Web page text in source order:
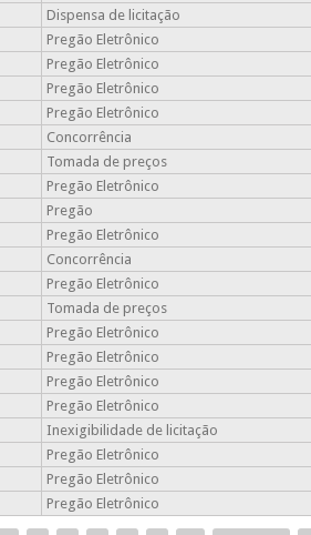
Dispensa de licitação
Pregão Eletrônico
Pregão Eletrônico
Pregão Eletrônico
Pregão Eletrônico
Concorrência
Tomada de preços
Pregão Eletrônico
Pregão
Pregão Eletrônico
Concorrência
Pregão Eletrônico
Tomada de preços
Pregão Eletrônico
Pregão Eletrônico
Pregão Eletrônico
Pregão Eletrônico
Inexigibilidade de licitação
Pregão Eletrônico
Pregão Eletrônico
Pregão Eletrônico